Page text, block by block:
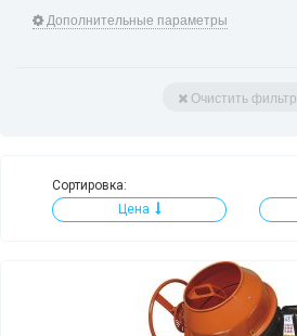
Дополнительные параметры
Очистить фильтр
Сортировка:
Цена